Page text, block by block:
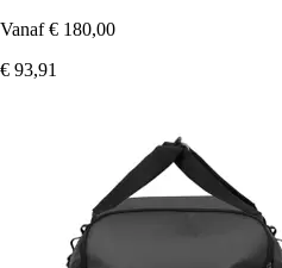
Vanaf € 180,00
€ 93,91